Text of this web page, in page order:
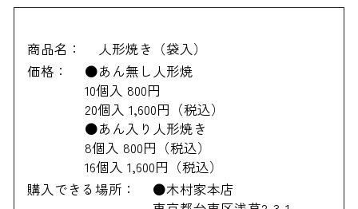
商品名：
人形焼き（袋入）
価格：
●あん無し人形焼
10個入 800円
20個入 1,600円（税込）
●あん入り人形焼き
8個入 800円（税込）
16個入 1,600円（税込）
購入できる場所：
●木村家本店